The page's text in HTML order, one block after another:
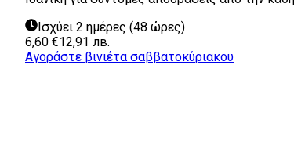
Ισχύει 2 ημέρες (48 ώρες)
6,60 €12,91 лв.
Αγοράστε βινιέτα σαββατοκύριακου